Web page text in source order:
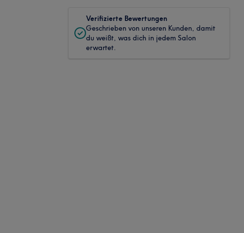
Verifizierte Bewertungen
Geschrieben von unseren Kunden, damit
du weißt, was dich in jedem Salon
erwartet.